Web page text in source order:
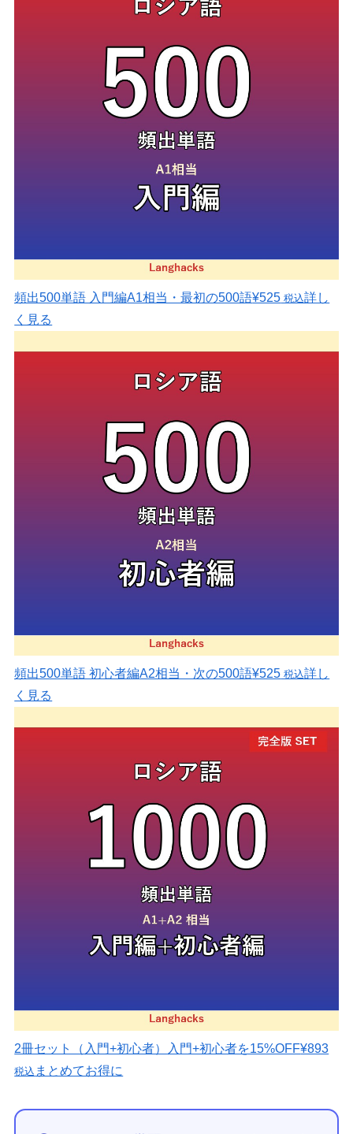
頻出500単語 入門編A1相当・最初の500語¥525 税込詳し
く見る
頻出500単語 初心者編A2相当・次の500語¥525 税込詳し
く見る
2冊セット（入門+初心者） 入門+初心者を15%OFF¥893
税込 まとめてお得に